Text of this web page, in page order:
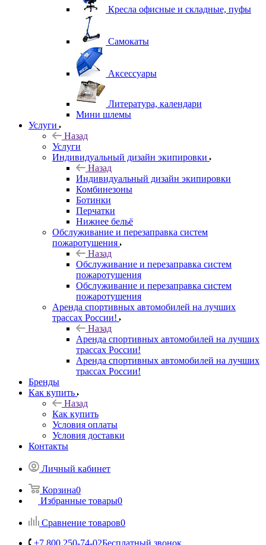
Кресла офисные и складные, пуфы
Самокаты
Аксессуары
Литература, календари
Мини шлемы
Услуги
Назад
Услуги
Индивидуальный дизайн экипировки
Назад
Индивидуальный дизайн экипировки
Комбинезоны
Ботинки
Перчатки
Нижнее бельё
Обслуживание и перезаправка систем
пожаротушения
Назад
Обслуживание и перезаправка систем
пожаротушения
Обслуживание и перезаправка систем
пожаротушения
Аренда спортивных автомобилей на лучших
трассах России!
Назад
Аренда спортивных автомобилей на лучших
трассах России!
Аренда спортивных автомобилей на лучших
трассах России!
Бренды
Как купить
Назад
Как купить
Условия оплаты
Условия доставки
Контакты
Личный кабинет
Корзина0
Избранные товары0
Сравнение товаров0
+7 800 250-74-02Бесплатный звонок